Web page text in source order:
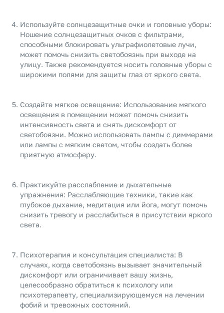
Используйте солнцезащитные очки и головные уборы:
Ношение солнцезащитных очков с фильтрами,
способными блокировать ультрафиолетовые лучи,
может помочь снизить светобоязнь при выходе на
улицу. Также рекомендуется носить головные уборы с
широкими полями для защиты глаз от яркого света.
Создайте мягкое освещение: Использование мягкого
освещения в помещении может помочь снизить
интенсивность света и снять дискомфорт от
светобоязни. Можно использовать лампы с диммерами
или лампы с мягким светом, чтобы создать более
приятную атмосферу.
Практикуйте расслабление и дыхательные
упражнения: Расслабляющие техники, такие как
глубокое дыхание, медитация или йога, могут помочь
снизить тревогу и расслабиться в присутствии яркого
света.
Психотерапия и консультация специалиста: В
случаях, когда светобоязнь вызывает значительный
дискомфорт или ограничивает вашу жизнь,
целесообразно обратиться к психологу или
психотерапевту, специализирующемуся на лечении
фобий и тревожных состояний.